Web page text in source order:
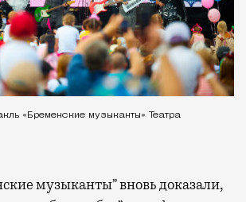
«Бременские музыканты» Театра
музыканты” вновь доказали,